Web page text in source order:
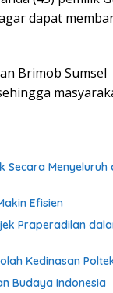
dapat
Brimob Sumsel
Secara Menyeluruh
Efisien
Praperadilan
Kedinasan
Budaya Indonesia